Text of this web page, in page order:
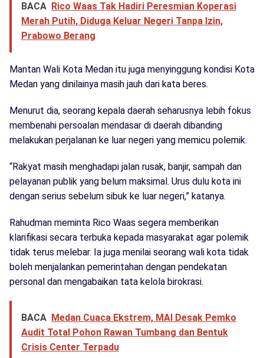
BACA Rico Waas Tak Hadiri Peresmian Koperasi
Merah Putih, Diduga Keluar Negeri Tanpa Izin,
Prabowo Berang
Mantan Wali Kota Medan itu juga menyinggung kondisi Kota
Medan yang dinilainya masih jauh dari kata beres.
Menurut dia, seorang kepala daerah seharusnya lebih fokus
membenahi persoalan mendasar di daerah dibanding
melakukan perjalanan ke luar negeri yang memicu polemik.
“Rakyat masih menghadapi jalan rusak, banjir, sampah dan
pelayanan publik yang belum maksimal. Urus dulu kota ini
dengan serius sebelum sibuk ke luar negeri,” katanya.
Rahudman meminta Rico Waas segera memberikan
klarifikasi secara terbuka kepada masyarakat agar polemik
tidak terus melebar. Ia juga menilai seorang wali kota tidak
boleh menjalankan pemerintahan dengan pendekatan
personal dan mengabaikan tata kelola birokrasi.
BACA Medan Cuaca Ekstrem, MAI Desak Pemko
Audit Total Pohon Rawan Tumbang dan Bentuk
Crisis Center Terpadu